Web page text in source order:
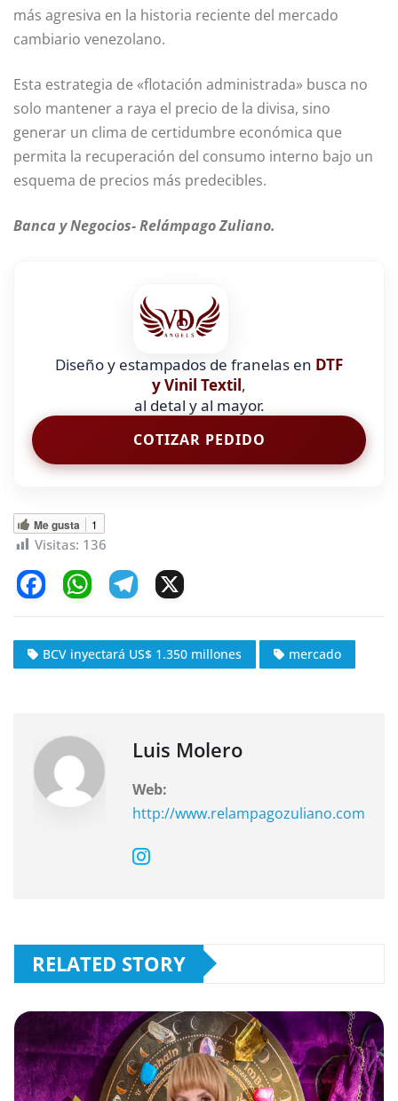
más agresiva en la historia reciente del mercado
cambiario venezolano.
Esta estrategia de «flotación administrada» busca no
solo mantener a raya el precio de la divisa, sino
generar un clima de certidumbre económica que
permita la recuperación del consumo interno bajo un
esquema de precios más predecibles.
Banca y Negocios- Relámpago Zuliano.
Diseño y estampados de franelas en DTF
y Vinil Textil,
al detal y al mayor.
COTIZAR PEDIDO
Me gusta 1
Visitas: 136
c
e
o
o
k
W
at
s
p
e
gr
BCV inyectará US$ 1.350 millones mercado
Luis Molero
Web:
http://www.relampagozuliano.com
RELATED STORY